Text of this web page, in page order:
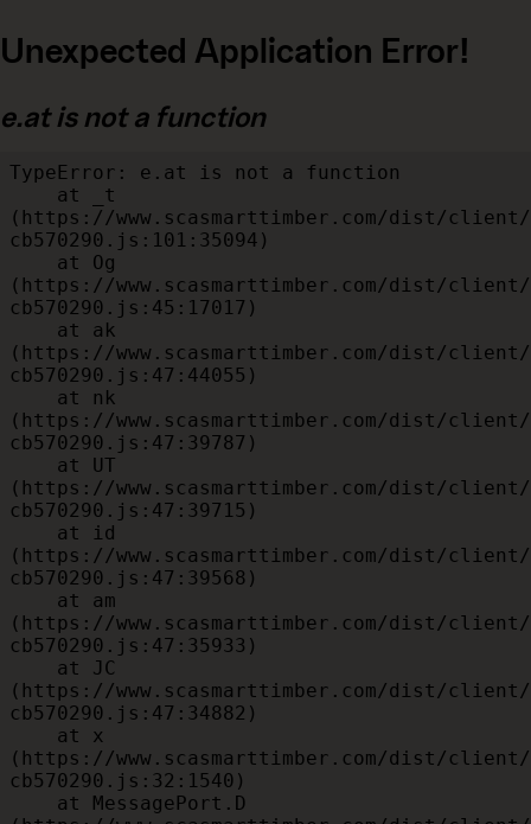
Unexpected Application Error!
e.at is not a function
TypeError: e.at is not a function
(https://www.scasmarttimber.com/dist/
cb570290.js:101:35094)
(https://www.scasmarttimber.com/dist/
cb570290.js:45:17017)
(https://www.scasmarttimber.com/dist/
cb570290.js:47:44055)
(https://www.scasmarttimber.com/dist/
cb570290.js:47:39787)
(https://www.scasmarttimber.com/dist/
cb570290.js:47:39715)
(https://www.scasmarttimber.com/dist/
cb570290.js:47:39568)
(https://www.scasmarttimber.com/dist/
cb570290.js:47:35933)
(https://www.scasmarttimber.com/dist/
cb570290.js:47:34882)
(https://www.scasmarttimber.com/dist/
cb570290.js:32:1540)